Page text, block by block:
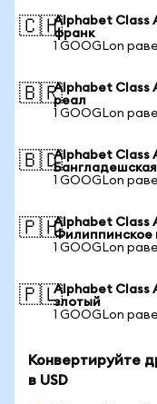
🇨🇭Alphabet Class
франк
1 GOOGLon
🇧🇷Alphabet Class
реал
1 GOOGLon
🇧🇩Alphabet Class
1 GOOGLon
🇵🇭Alphabet Class
Филиппинское
1 GOOGLon
🇵🇱Alphabet Class
злотый
1 GOOGLon
Конвертируйте
в USD